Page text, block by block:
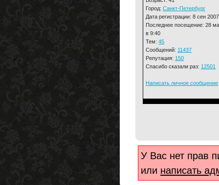
Город: Санкт-Петербург
Дата регистрации: 8 сен 2007
Последнее посещение: 28
в 9:40
Тем: 45
Сообщений: 11437
Репутация: 150
Спасибо сказали раз: 12501
Написать личное сообщение
У Вас нет прав
или написать